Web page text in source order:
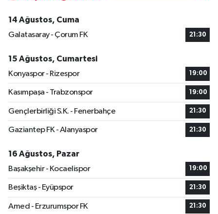
14 Ağustos, Cuma
Galatasaray - Çorum FK
21:30
15 Ağustos, Cumartesi
Konyaspor - Rizespor
19:00
Kasımpaşa - Trabzonspor 19:00
Gençlerbirliği S.K. - Fenerbahçe 21:30
Gaziantep FK - Alanyaspor 21:30
16 Ağustos, Pazar
Başakşehir - Kocaelispor
19:00
Beşiktaş - Eyüpspor 21:30
Amed - Erzurumspor FK 21:30